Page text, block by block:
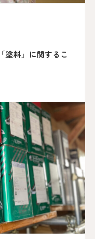
塗料」に関するこ